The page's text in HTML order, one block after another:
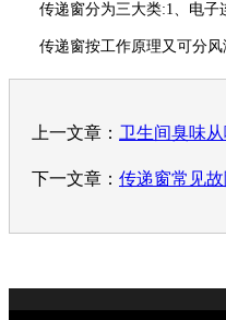
传递窗分为三大类:1、电子连
传递窗按工作原理又可分风
上一文章： 卫生间臭味
下一文章： 传递窗常见